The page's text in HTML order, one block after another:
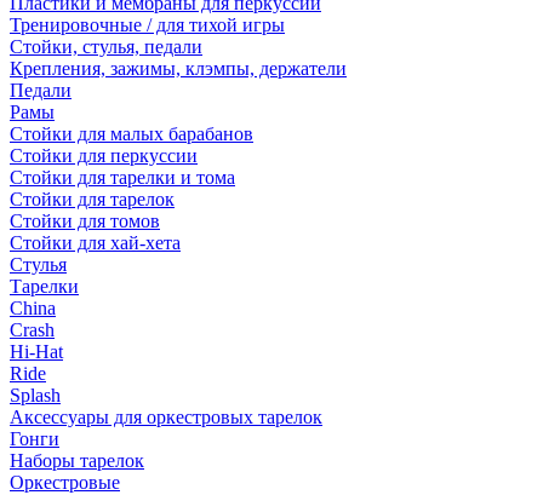
Тренировочные / для тихой игры
Стойки, стулья, педали
Крепления, зажимы, клэмпы, держатели
Педали
Рамы
Стойки для малых барабанов
Стойки для перкуссии
Стойки для тарелки и тома
Стойки для тарелок
Стойки для томов
Стойки для хай-хета
Стулья
Тарелки
China
Crash
Hi-Hat
Ride
Splash
Аксессуары для оркестровых тарелок
Гонги
Наборы тарелок
Оркестровые